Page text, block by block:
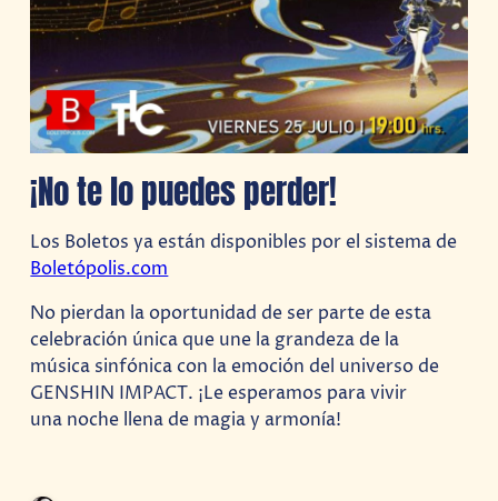
¡No te lo puedes perder!
Los Boletos ya están disponibles por el sistema de
Boletópolis.com
No pierdan la oportunidad de ser parte de esta
celebración única que une la grandeza de la
música sinfónica con la emoción del universo de
GENSHIN IMPACT. ¡Le esperamos para vivir
una noche llena de magia y armonía!